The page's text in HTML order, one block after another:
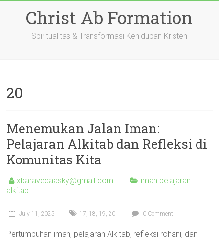
Christ Ab Formation
Spiritualitas & Transformasi Kehidupan Kristen
20
Menemukan Jalan Iman:
Pelajaran Alkitab dan Refleksi di
Komunitas Kita
xbaravecaasky@gmail.com
iman pelajaran
alkitab
July 11, 2025 17, 18, 19,20 0 Comment
Pertumbuhan iman, pelajaran Alkitab, refleksi rohani, dan